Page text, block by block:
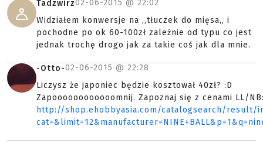
Tadzwirz02-06-2015 @ 22:02
Widziałem konwersje na ,,tłuczek do mięsa,, i
pochodne po ok 60-100zł zależnie od typu co jest
jednak trochę drogo jak za takie coś jak dla mnie.
-Otto-02-06-2015 @ 22:28
Liczysz że japoniec będzie kosztował 40zł? :D
Zapoooooooooooomnij. Zapoznaj się z cenami LL/
http://shop.ehobbyasia.com/catalogsearch/result/